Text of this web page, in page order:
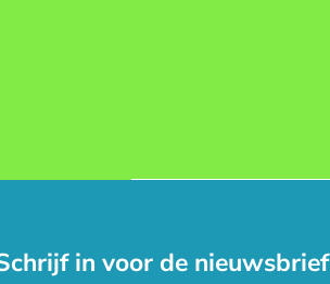
in voor de nieuwsbrief